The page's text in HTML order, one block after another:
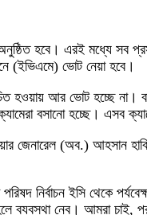
হবে। এরই মধ্যে সব
(ইভিএমে) ভোট নেয়া হবে।
হওয়ায় আর ভোট হচ্ছে না।
বসানো হচ্ছে। এসব
জেনারেল (অব.) আহসান
নির্বাচন ইসি থেকে
ব্যবস্থা নেব। আমরা চাই,